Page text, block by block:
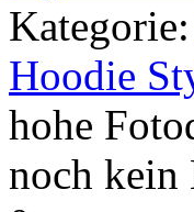
Kategorie:
Hoodie
hohe
noch kein